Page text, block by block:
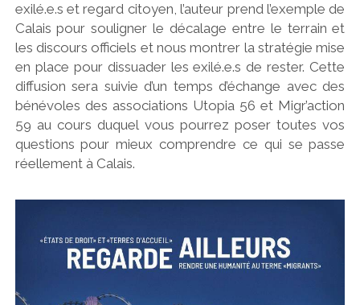
exilé.e.s et regard citoyen, l’auteur prend l’exemple de
Calais pour souligner le décalage entre le terrain et
les discours officiels et nous montrer la stratégie mise
en place pour dissuader les exilé.e.s de rester. Cette
diffusion sera suivie d’un temps d’échange avec des
bénévoles des associations Utopia 56 et Migr’action
59 au cours duquel vous pourrez poser toutes vos
questions pour mieux comprendre ce qui se passe
réellement à Calais.